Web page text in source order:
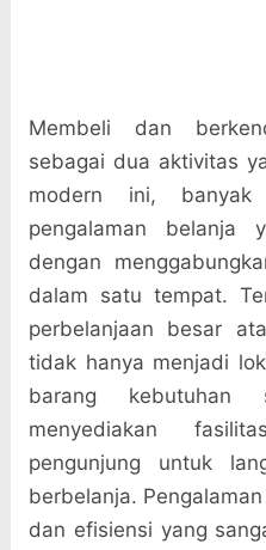
Membeli dan
sebagai dua aktivitas
modern ini, banyak
pengalaman belanja
dengan
dalam satu tempat.
perbelanjaan besar
tidak hanya menjadi
barang kebutuhan
menyediakan
pengunjung untuk
berbelanja.
dan efisiensi yang